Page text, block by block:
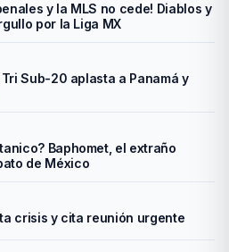
y la MLS no cede! Diablos y
por la Liga MX
Tri Sub-20 aplasta a Panamá y
Baphomet, el extraño
de México
crisis y cita reunión urgente